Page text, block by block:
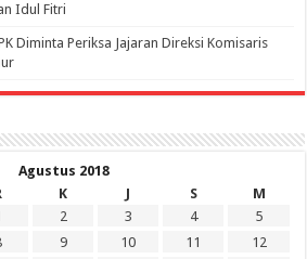
Idul Fitri
Diminta Periksa Jajaran Direksi Komisaris
Agustus 2018
K J S
M
2 3 4
5
9 10 11
12